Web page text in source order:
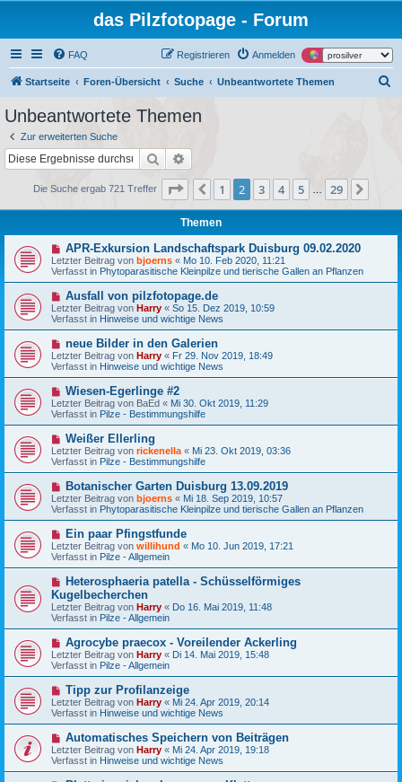
das Pilzfotopage - Forum
FAQ Anmelden
Registrieren
Startseite Foren-Übersicht Suche Unbeantwortete Themen
Unbeantwortete Themen
Zur erweiterten Suche
Suche
Die Suche ergab 721 Treffer Seite von
Vorherige
1 2 3 4 5 29
Themen
N
e
u
e
B
e
i
t
a
g
APR-Exkursion Landschaftspark Duisburg 09.02.2020
Letzter Beitrag von bjoerns « Mo 10. Feb 2020, 11:21
Verfasst in Phytoparasitische Kleinpilze und tierische Gallen an Pflanzen
N
e
u
e
B
e
i
t
a
g
Ausfall von pilzfotopage.de
Letzter Beitrag von Harry « So 15. Dez 2019, 10:59
Verfasst in Hinweise und wichtige News
N
e
u
e
B
e
i
t
a
g
neue Bilder in den Galerien
Letzter Beitrag von Harry « Fr 29. Nov 2019, 18:49
Verfasst in Hinweise und wichtige News
N
e
u
e
B
e
i
t
a
g
Wiesen-Egerlinge #2
Letzter Beitrag von BaEd « Mi 30. Okt 2019, 11:29
Verfasst in Pilze - Bestimmungshilfe
N
e
u
e
B
e
i
t
a
g
Weißer Ellerling
Letzter Beitrag von rickenella « Mi 23. Okt 2019, 03:36
Verfasst in Pilze - Bestimmungshilfe
N
e
u
e
B
e
i
t
a
g
Botanischer Garten Duisburg 13.09.2019
Letzter Beitrag von bjoerns « Mi 18. Sep 2019, 10:57
Verfasst in Phytoparasitische Kleinpilze und tierische Gallen an Pflanzen
N
e
u
e
B
e
i
t
r
g
Ein paar Pfingstfunde
Letzter Beitrag von willihund « Mo 10. Jun 2019, 17:21
Verfasst in Pilze - Allgemein
N
u
e
r
B
e
i
t
r
a
g
Heterosphaeria patella - Schüsselförmiges
Kugelbecherchen
Letzter Beitrag von Harry « Do 16. Mai 2019, 11:48
Verfasst in Pilze - Allgemein
N
e
u
e
e
i
t
a
g
Agrocybe praecox - Voreilender Ackerling
Letzter Beitrag von Harry « Di 14. Mai 2019, 15:48
Verfasst in Pilze - Allgemein
N
e
u
e
B
e
i
t
Tipp zur Profilanzeige
Letzter Beitrag von Harry « Mi 24. Apr 2019, 20:14
Verfasst in Hinweise und wichtige News
N
e
u
e
Automatisches Speichern von Beiträgen
Letzter Beitrag von Harry « Mi 24. Apr 2019, 19:18
Verfasst in Hinweise und wichtige News